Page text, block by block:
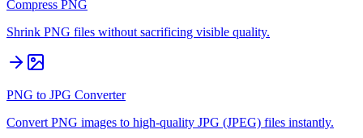
Compress PNG
Shrink PNG files without sacrificing visible quality.
PNG to JPG Converter
Convert PNG images to high-quality JPG (JPEG) files instantly.